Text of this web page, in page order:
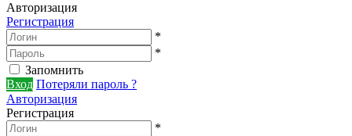
Авторизация
Регистрация
*
*
Запомнить
Вход Потеряли пароль ?
Авторизация
Регистрация
*